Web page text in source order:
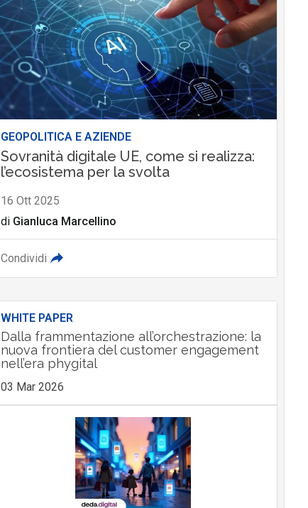
GEOPOLITICA E AZIENDE
Sovranità digitale UE, come si realizza:
l’ecosistema per la svolta
16 Ott 2025
di Gianluca Marcellino
Condividi
WHITE PAPER
Dalla frammentazione all’orchestrazione: la
nuova frontiera del customer engagement
nell’era phygital
03 Mar 2026